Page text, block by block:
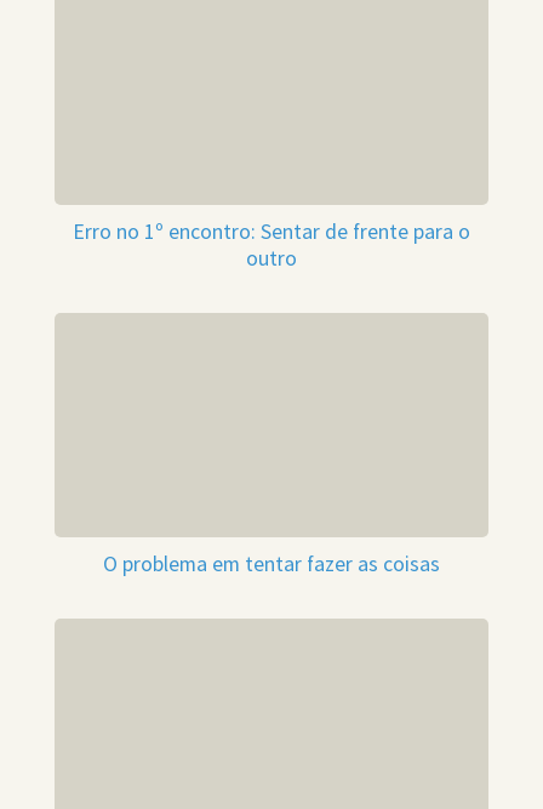
Erro no 1º encontro: Sentar de frente para o
outro
O problema em tentar fazer as coisas